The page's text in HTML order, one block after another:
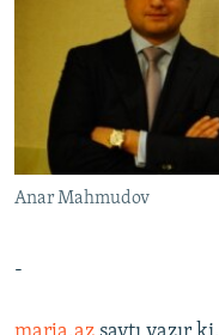
FOTOQALEREYA
İNFOQRAFIKA
KARIKATURA
AZƏRBAYCAN ƏDƏBIYYATI
İSLAM VƏ DEMOKRATIYA
İZ - MƏDƏNIYYƏT
HAQQIMIZDA
MISSIYAMIZ
PEŞƏ ETIKASI VƏ
MATERIALLARIMIZDAN
AZADLIQRADIOSU MOBIL
BIZI IZLƏ
RFE/RL-in bütün
Anar Mahmudov
-